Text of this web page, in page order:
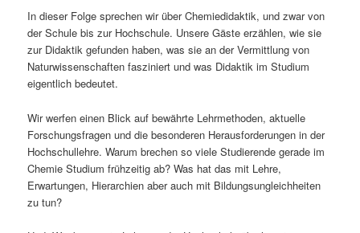
In dieser Folge sprechen wir über Chemiedidaktik, und zwar von
der Schule bis zur Hochschule. Unsere Gäste erzählen, wie sie
zur Didaktik gefunden haben, was sie an der Vermittlung von
Naturwissenschaften fasziniert und was Didaktik im Studium
eigentlich bedeutet.
Wir werfen einen Blick auf bewährte Lehrmethoden, aktuelle
Forschungsfragen und die besonderen Herausforderungen in der
Hochschullehre. Warum brechen so viele Studierende gerade im
Chemie Studium frühzeitig ab? Was hat das mit Lehre,
Erwartungen, Hierarchien aber auch mit Bildungsungleichheiten
zu tun?